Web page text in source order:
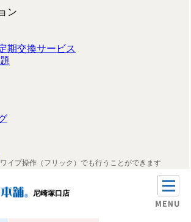
ン
期交換サービス
イプ操作（フリック）でも行うことができます
尼崎塚口店